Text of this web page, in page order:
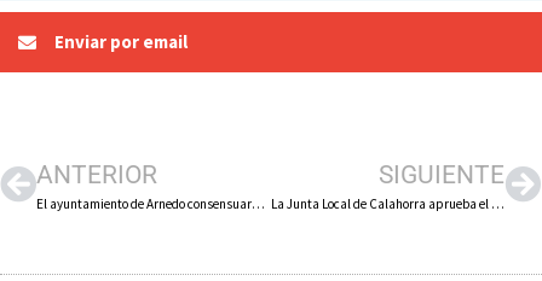
Enviar por email
ANTERIOR
El ayuntamiento de Arnedo consensuará con las peñas cómo se plantean este año las fiestas de ‘San Cosme y San Damián’
SIGUIENTE
La Junta Local de Calahorra aprueba el proyecto para reparar las pistas de atletismo por 467.000 euros